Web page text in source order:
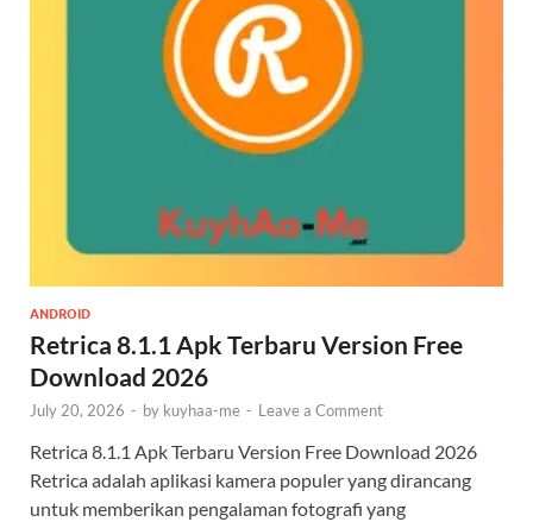
ANDROID
Retrica 8.1.1 Apk Terbaru Version Free
Download 2026
July 20, 2026 - by kuyhaa-me - Leave a Comment
Retrica 8.1.1 Apk Terbaru Version Free Download 2026
Retrica adalah aplikasi kamera populer yang dirancang
untuk memberikan pengalaman fotografi yang